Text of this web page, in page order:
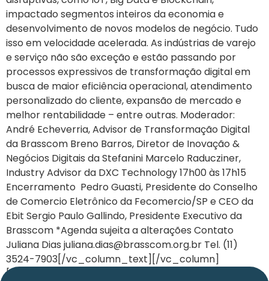
impactado segmentos inteiros da economia e
desenvolvimento de novos modelos de negócio. Tudo
isso em velocidade acelerada. As indústrias de varejo
e serviço não são exceção e estão passando por
processos expressivos de transformação digital em
busca de maior eficiência operacional, atendimento
personalizado do cliente, expansão de mercado e
melhor rentabilidade – entre outras. Moderador:
André Echeverria, Advisor de Transformação Digital
da Brasscom Breno Barros, Diretor de Inovação &
Negócios Digitais da Stefanini Marcelo Raducziner,
Industry Advisor da DXC Technology 17h00 às 17h15
Encerramento Pedro Guasti, Presidente do Conselho
de Comercio Eletrônico da Fecomercio/SP e CEO da
Ebit Sergio Paulo Gallindo, Presidente Executivo da
Brasscom *Agenda sujeita a alterações Contato
Juliana Dias juliana.dias@brasscom.org.br Tel. (11)
3524-7903[/vc_column_text][/vc_column]
[/vc_row]